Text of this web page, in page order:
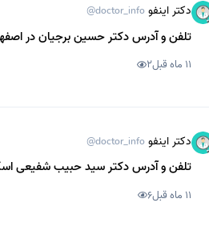
دکتر اینفو @doctor_info
تلفن و آدرس دکتر حسین برجیان در
11 ماه قبل 2
دکتر اینفو @doctor_info
تلفن و آدرس دکتر سید حبیب شفیعی
11 ماه قبل 6